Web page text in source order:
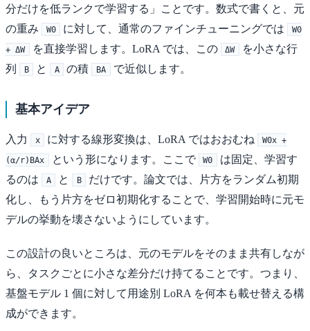
分だけを低ランクで学習する」ことです。数式で書くと、元
の重み
W0 に対して、通常のファインチューニングでは W0
+ ΔW を直接学習します。LoRA では、この ΔW
を小さな行
列
B と A の積 BA で近似します。
基本アイデア
入力 x に対する線形変換は、LoRA ではおおむね W0x +
(α/r)BAx という形になります。ここで W0
は固定、学習す
るのは
A と B
だけです。論文では、片方をランダム初期
化し、もう片方をゼロ初期化することで、学習開始時に元モ
デルの挙動を壊さないようにしています。
この設計の良いところは、元のモデルをそのまま共有しなが
ら、タスクごとに小さな差分だけ持てることです。つまり、
基盤モデル 1 個に対して用途別 LoRA を何本も載せ替える構
成ができます。